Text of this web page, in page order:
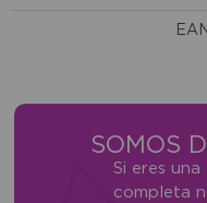
EAN
SOMOS
Si eres
completa